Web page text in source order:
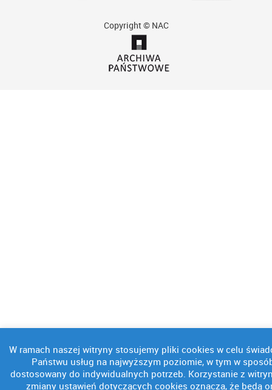
Copyright © NAC
W ramach naszej witryny stosujemy pliki cookies w celu
Państwu usług na najwyższym poziomie, w tym w
dostosowany do indywidualnych potrzeb. Korzystanie z
zmiany ustawień dotyczących cookies oznacza, że będą